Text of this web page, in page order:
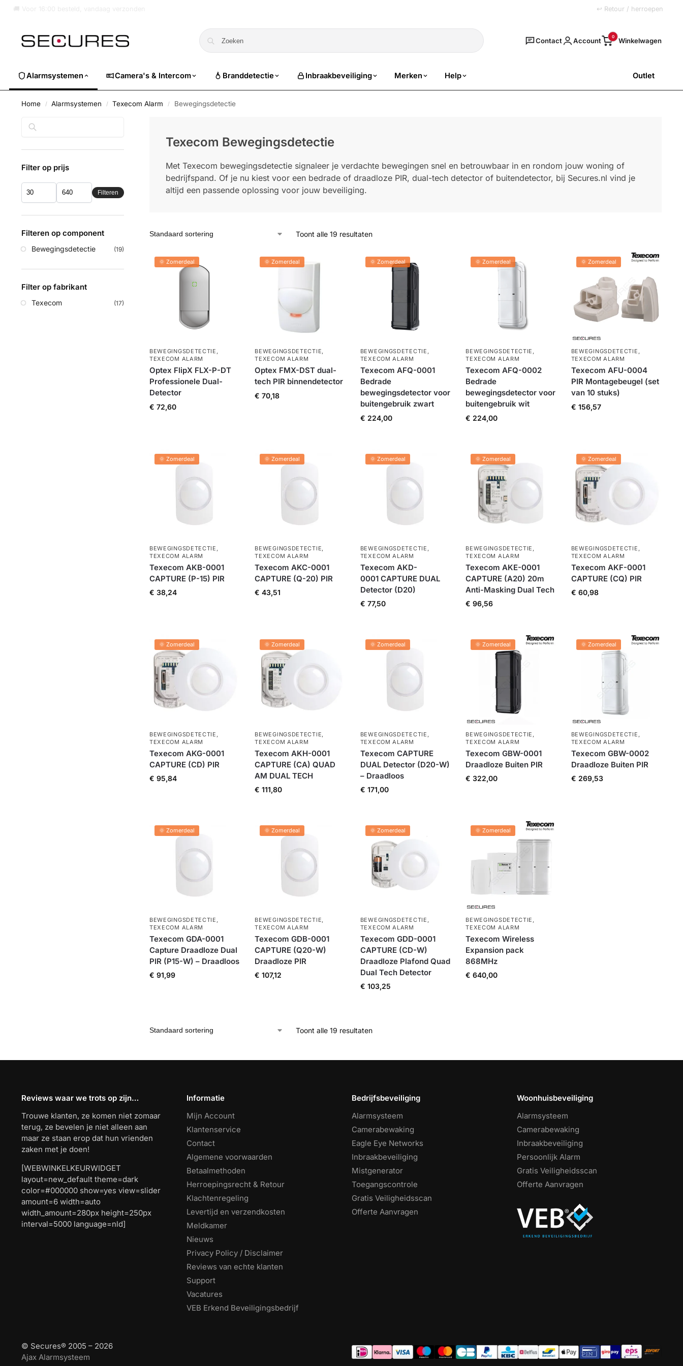
↩ Retour / herroepen
Zoeken
Contact Account 0
Alarmsystemen Camera's & Intercom Branddetectie Inbraakbeveiliging Merken Help Outlet
Home / Alarmsystemen / Texecom Alarm / Bewegingsdetectie
Texecom Bewegingsdetectie
Met Texecom bewegingsdetectie signaleer je verdachte bewegingen snel en betrouwbaar in en rondom jouw woning of
bedrijfspand. Of je nu kiest voor een bedrade of draadloze PIR, dual-tech detector of buitendetector, bij Secures.nl vind je
altijd een passende oplossing voor jouw beveiliging.
Toont alle 19 resultaten
🌞 Zomerdeal
BEWEGINGSDETECTIE ,
TEXECOM ALARM
Optex FlipX FLX-P-DT
Professionele Dual-
Detector
€ 72,60
🌞 Zomerdeal
BEWEGINGSDETECTIE,
TEXECOM ALARM
Optex FMX-DST dual-
tech PIR binnendetector
€ 70,18
🌞 Zomerdeal
BEWEGINGSDETECTIE ,
TEXECOM ALARM
Texecom AFQ-0001
Bedrade
bewegingsdetector voor
buitengebruik zwart
€ 224,00
🌞 Zomerdeal
BEWEGINGSDETECTIE ,
TEXECOM ALARM
Texecom AFQ-0002
Bedrade
bewegingsdetector voor
buitengebruik wit
€ 224,00
🌞 Zomerdeal
BEWEGINGSDETECTIE ,
TEXECOM ALARM
Texecom AFU-0004
PIR Montagebeugel (set
van 10 stuks)
€ 156,57
🌞 Zomerdeal
BEWEGINGSDETECTIE ,
TEXECOM ALARM
Texecom AKB-0001
CAPTURE (P-15) PIR
€ 38,24
🌞 Zomerdeal
BEWEGINGSDETECTIE,
TEXECOM ALARM
Texecom AKC-0001
CAPTURE (Q-20) PIR
€ 43,51
🌞 Zomerdeal
BEWEGINGSDETECTIE ,
TEXECOM ALARM
Texecom AKD-
0001 CAPTURE DUAL
Detector (D20)
€ 77,50
🌞 Zomerdeal
BEWEGINGSDETECTIE ,
TEXECOM ALARM
Texecom AKE-0001
CAPTURE (A20) 20m
Anti-Masking Dual Tech
€ 96,56
🌞 Zomerdeal
BEWEGINGSDETECTIE ,
TEXECOM ALARM
Texecom AKF-0001
CAPTURE (CQ) PIR
€ 60,98
🌞 Zomerdeal
BEWEGINGSDETECTIE
TEXECOM ALARM
Texecom AKG-0001
CAPTURE (CD) PIR
€ 95,84
🌞 Zomerdeal
BEWEGINGSDETECTIE
TEXECOM ALARM
Texecom AKH-0001
CAPTURE (CA) QUAD
AM DUAL TECH
€ 111,80
🌞 Zomerdeal
BEWEGINGSDETECTIE
TEXECOM ALARM
Texecom CAPTURE
DUAL Detector (D20-W)
– Draadloos
€ 171,00
🌞 Zomerdeal
BEWEGINGSDETECTIE
TEXECOM ALARM
Texecom GBW-0001
Draadloze Buiten PIR
€ 322,00
🌞 Zomerdeal
BEWEGINGSDETECTIE
TEXECOM ALARM
Texecom GBW-0002
Draadloze Buiten PIR
€ 269,53
🌞 Zomerdeal
BEWEGINGSDETECTIE ,
TEXECOM ALARM
Texecom GDA-0001
Capture Draadloze Dual
PIR (P15-W) – Draadloos
€ 91,99
🌞 Zomerdeal
BEWEGINGSDETECTIE,
TEXECOM ALARM
Texecom GDB-0001
CAPTURE (Q20-W)
Draadloze PIR
€ 107,12
🌞 Zomerdeal
BEWEGINGSDETECTIE ,
TEXECOM ALARM
Texecom GDD-0001
CAPTURE (CD-W)
Draadloze Plafond Quad
Dual Tech Detector
€ 103,25
🌞 Zomerdeal
BEWEGINGSDETECTIE ,
TEXECOM ALARM
Texecom Wireless
Expansion pack
868MHz
€ 640,00
Toont alle 19 resultaten
Filter op prijs
Filteren
Filteren op component
Bewegingsdetectie (19)
Filter op fabrikant
Texecom (17)
Reviews waar we trots op zijn…
Trouwe klanten, ze komen niet zomaar
terug, ze bevelen je niet alleen aan
maar ze staan erop dat hun vrienden
zaken met je doen!
[WEBWINKELKEURWIDGET
layout=new_default theme=dark
color=#000000 show=yes view=slider
amount=6 width=auto
width_amount=280px height=250px
interval=5000 language=nld]
Informatie
Mijn Account
Klantenservice
Contact
Algemene voorwaarden
Betaalmethoden
Herroepingsrecht & Retour
Klachtenregeling
Levertijd en verzendkosten
Meldkamer
Nieuws
Privacy Policy / Disclaimer
Reviews van echte klanten
Support
Vacatures
VEB Erkend Beveiligingsbedrijf
Bedrijfsbeveiliging
Alarmsysteem
Camerabewaking
Eagle Eye Networks
Inbraakbeveiliging
Mistgenerator
Toegangscontrole
Gratis Veiligheidsscan
Offerte Aanvragen
Woonhuisbeveiliging
Alarmsysteem
Camerabewaking
Inbraakbeveiliging
Persoonlijk Alarm
Gratis Veiligheidsscan
Offerte Aanvragen
© Secures® 2005 – 2026
Ajax Alarmsysteem